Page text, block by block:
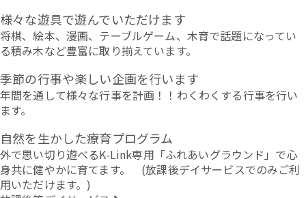
様々な遊具で遊んでいただけます
将棋、絵本、漫画、テーブルゲーム、木育で話題になってい
る積み木など豊富に取り揃えています。
季節の行事や楽しい企画を行います
年間を通して様々な行事を計画！！わくわくする行事を行い
ます。
自然を生かした療育プログラム
外で思い切り遊べるK-Link専用「ふれあいグラウンド」で心
身共に健やかに育てます。 (放課後デイサービスでのみご利
用いただけます。)